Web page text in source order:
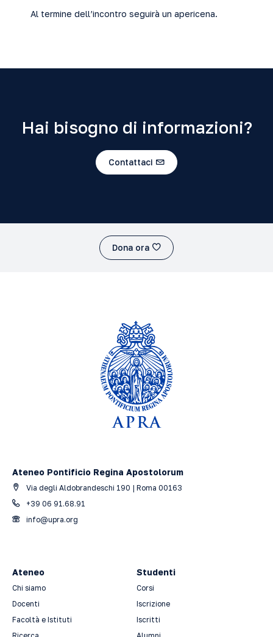
Al termine dell’incontro seguirà un apericena.
Hai bisogno di informazioni?
Contattaci
Dona ora
Ateneo Pontificio Regina Apostolorum
Via degli Aldobrandeschi 190 | Roma 00163
+39 06 91.68.91
info@upra.org
Ateneo
Chi siamo
Docenti
Facoltà e Istituti
Studenti
Corsi
Iscrizione
Iscritti